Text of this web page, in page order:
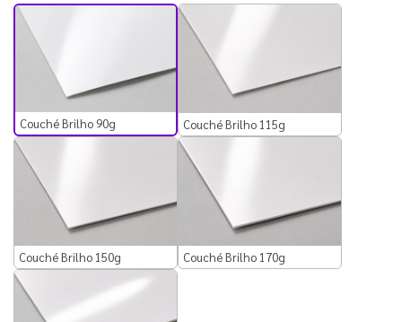
Couché Brilho 90g Couché Brilho 115g
Couché Brilho 150g Couché Brilho 170g